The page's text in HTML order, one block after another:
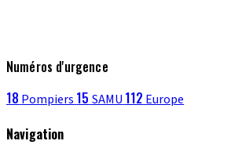
Numéros d'urgence
18 Pompiers 15 SAMU 112 Europe
Navigation